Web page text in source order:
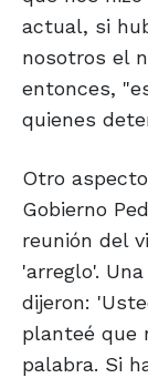
actual, si
nosotros el
entonces,
quienes
Otro
Gobierno
reunión del
'arreglo'.
dijeron:
planteé que
palabra. Si